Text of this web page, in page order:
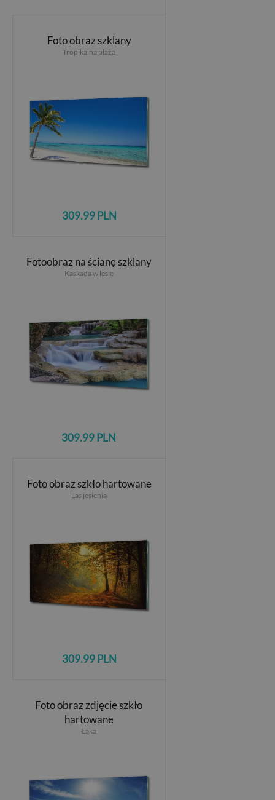
Foto obraz szklany
Tropikalna plaża
309.99 PLN
Fotoobraz na ścianę szklany
Kaskada w lesie
309.99 PLN
Foto obraz szkło hartowane
Las jesienią
309.99 PLN
Foto obraz zdjęcie szkło
hartowane
Łąka